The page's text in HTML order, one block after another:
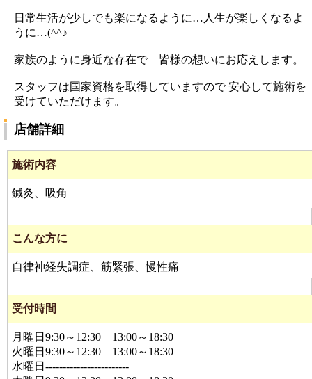
日常生活が少しでも楽になるように…人生が楽しくなるよ
うに…(^^♪
家族のように身近な存在で 皆様の想いにお応えします。
スタッフは国家資格を取得していますので 安心して施術を
受けていただけます。
店舗詳細
施術内容
鍼灸、吸角
こんな方に
自律神経失調症、筋緊張、慢性痛
受付時間
月曜日9:30～12:30 13:00～18:30
火曜日9:30～12:30 13:00～18:30
水曜日------------------------